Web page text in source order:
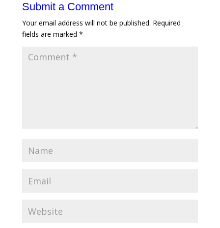
Submit a Comment
Your email address will not be published. Required
fields are marked *